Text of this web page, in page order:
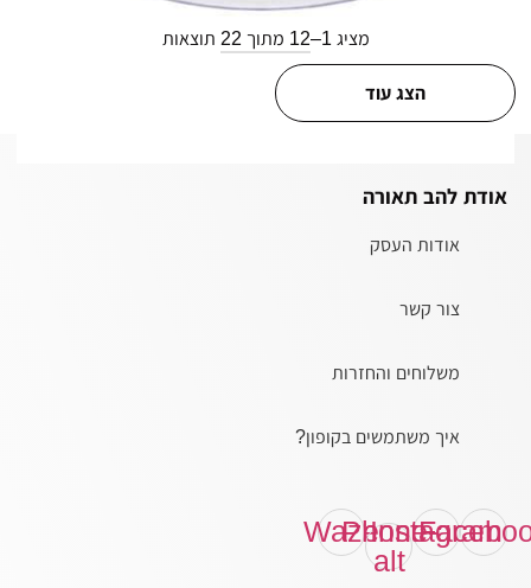
מציג 1–12 מתוך 22 תוצאות
הצג עוד
אודת להב תאורה
אודות העסק
צור קשר
משלוחים והחזרות
איך משתמשים בקופון?
Instagram
Phone-
alt
Waze